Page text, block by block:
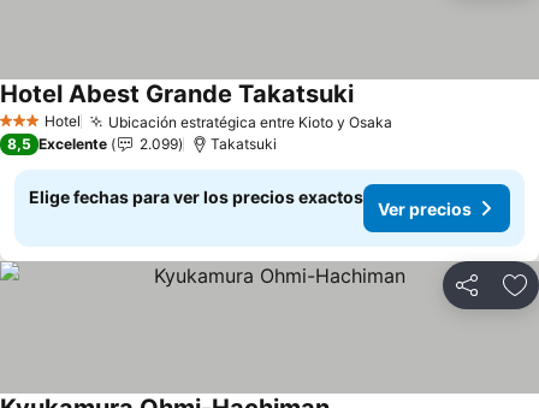
3 Estrellas
Hotel Ubicación estratégica entre Kioto y Osaka
Hotel Abest Grande TakatsukiVer precios
8,5 Excelente 2.099 Takatsuki
Elige fechas para ver los precios exactos
Ver precios
Compartir